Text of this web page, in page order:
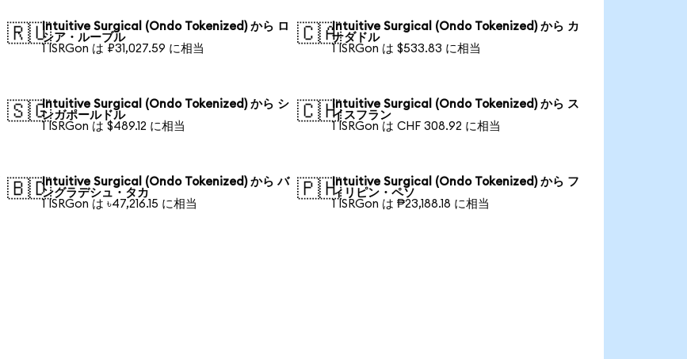
🇷🇺Intuitive Surgical (Ondo Tokenized) から ロ
シア・ルーブル
1 ISRGon は ₽31,027.59 に相当
🇨🇦Intuitive Surgical (Ondo Tokenized) から カ
ナダドル
1 ISRGon は $533.83 に相当
🇸🇬Intuitive Surgical (Ondo Tokenized) から シ
ンガポールドル
1 ISRGon は $489.12 に相当
🇨🇭Intuitive Surgical (Ondo Tokenized) から ス
イスフラン
1 ISRGon は CHF 308.92 に相当
🇧🇩Intuitive Surgical (Ondo Tokenized) から バ
ングラデシュ・タカ
1 ISRGon は ৳47,216.15 に相当
🇵🇭Intuitive Surgical (Ondo Tokenized) から フ
ィリピン・ペソ
1 ISRGon は ₱23,188.18 に相当